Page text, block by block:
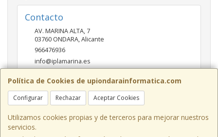
Política de Cookies de upiondarainformatica.com
Configurar Rechazar Aceptar Cookies
Utilizamos cookies propias y de terceros para mejorar nuestros
servicios.
Contacto
AV. MARINA ALTA, 7
03760 ONDARA,Alicante
966476936
info@iplamarina.es
Horario
LUNES - VIERNES 9:30h-14:00h 16:30h-20:30h SÁBADOS
10:00h-14:00h